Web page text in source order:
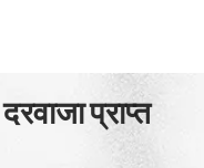
प्राप्त